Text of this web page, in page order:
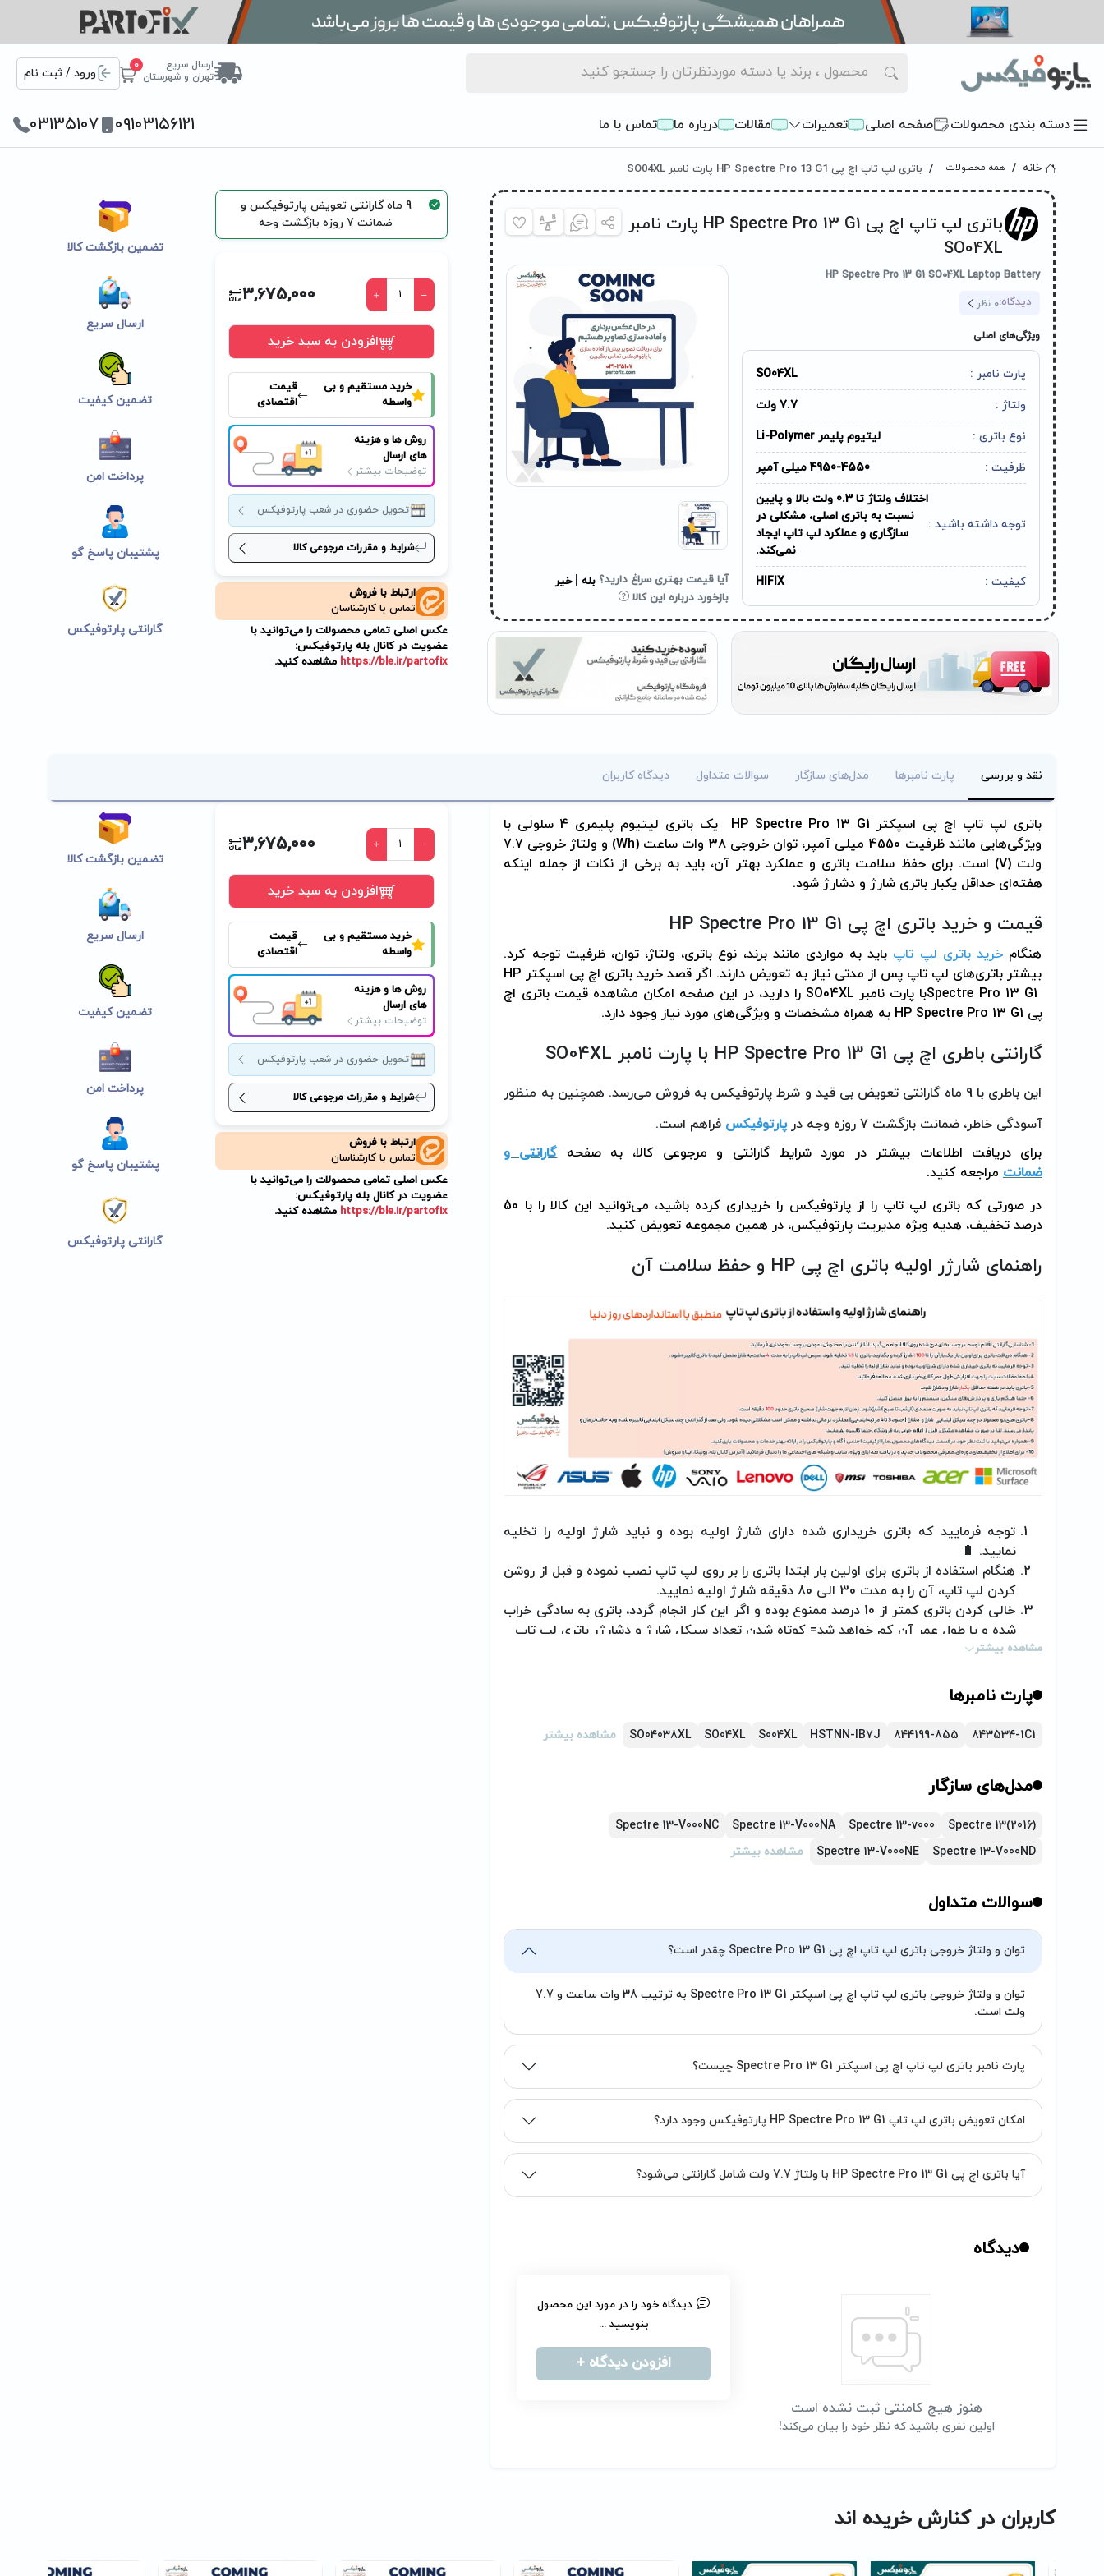
ارسال سریع
تهران و شهرستان
0
ورود / ثبت نام
دسته بندی محصولات صفحه اصلی تعمیرات مقالات درباره ما تماس با ما ۰۹۱۰۳۱۵۶۱۲۱ ۰۳۱۳۵۱۰۷
خانه همه محصولات باتری لپ تاپ اچ پی HP Spectre Pro 13 G1 پارت نامبر SO04XL
باتری لپ تاپ اچ پی HP Spectre Pro 13 G1 پارت نامبر
SO04XL
HP Spectre Pro 13 G1 SO04XL Laptop Battery
دیدگاه:0 نظر
ویژگی‌های اصلی
پارت نامبر :
SO04XL
ولتاژ :
7.7 ولت
نوع باتری :
لیتیوم پلیمر Li-Polymer
ظرفیت :
4950-4550 میلی آمپر
توجه داشته باشید :
اختلاف ولتاژ تا 0.3 ولت بالا و پایین
نسبت به باتری اصلی، مشکلی در
سازگاری و عملکرد لپ تاپ ایجاد
نمی‌کند.
کیفیت :
HIFIX آیا قیمت بهتری سراغ دارید؟ بله | خیر
بازخورد درباره این کالا
9 ماه گارانتی تعویض پارتوفیکس و
ضمانت 7 روزه بازگشت وجه
3,675,000
افزودن به سبد خرید
خرید مستقیم و بی
واسطه
قیمت
اقتصادی
روش ها و هزینه
های ارسال
توضیحات بیشتر
تحویل حضوری در شعب پارتوفیکس
شرایط و مقررات مرجوعی کالا
ارتباط با فروش
تماس با کارشناسان
عکس اصلی تمامی محصولات را می‌توانید با
عضویت در کانال بله پارتوفیکس:
https://ble.ir/partofix مشاهده کنید.
تضمین بازگشت کالا
ارسال سریع
تضمین کیفیت
پرداخت امن
پشتیبان پاسخ گو
گارانتی پارتوفیکس
نقد و بررسی پارت نامبرها مدل‌های سازگار سوالات متداول دیدگاه کاربران
3,675,000
افزودن به سبد خرید
خرید مستقیم و بی
واسطه
قیمت
اقتصادی
روش ها و هزینه
های ارسال
توضیحات بیشتر
تحویل حضوری در شعب پارتوفیکس
شرایط و مقررات مرجوعی کالا
ارتباط با فروش
تماس با کارشناسان
عکس اصلی تمامی محصولات را می‌توانید با
عضویت در کانال بله پارتوفیکس:
https://ble.ir/partofix مشاهده کنید.
تضمین بازگشت کالا
ارسال سریع
تضمین کیفیت
پرداخت امن
پشتیبان پاسخ گو
گارانتی پارتوفیکس
باتری لپ تاپ اچ پی اسپکتر HP Spectre Pro 13 G1
یک باتری لیتیوم پلیمری 4 سلولی با
ویژگی‌هایی مانند ظرفیت 4550 میلی آمپر، توان خروجی 38 وات ساعت (
Wh
) و ولتاژ خروجی 7.7
ولت (V) است. برای حفظ سلامت باتری و عملکرد بهتر آن، باید به برخی از نکات از جمله اینکه
هفته‌ای حداقل یکبار باتری شارژ و دشارژ شود.
قیمت و خرید باتری اچ پی HP Spectre Pro 13 G1
هنگامخرید باتری لپ تاپباید به مواردی مانند برند، نوع باتری، ولتاژ، توان، ظرفیت توجه کرد.
بیشتر باتری‌های لپ تاپ پس از مدتی نیاز به تعویض دارند. اگر قصد خرید باتری اچ پی اسپکتر HP
Spectre Pro 13 G1با پارت نامبر SO04XL را دارید، در این صفحه امکان مشاهده قیمت باتری اچ
پی HP Spectre Pro 13 G1 به همراه مشخصات و ویژگی‌های مورد نیاز وجود دارد.
گارانتی باطری اچ پی HP Spectre Pro 13 G1 با پارت نامبر SO04XL
این باطری با 9 ماه گارانتی تعویض بی قید و شرط پارتوفیکس به فروش می‌رسد. همچنین به منظور
آسودگی خاطر، ضمانت بازگشت 7 روزه وجه در
پارتوفیکس فراهم است.
برای دریافت اطلاعات بیشتر در مورد شرایط گارانتی و مرجوعی کالا، به صفحهگارانتی و
ضمانت مراجعه کنید.
در صورتی که باتری لپ تاپ را از پارتوفیکس را خریداری کرده باشید، می‌توانید این کالا را با 50
درصد تخفیف، هدیه ویژه مدیریت پارتوفیکس، در همین مجموعه تعویض کنید.
راهنمای شارژر اولیه باتری اچ پی HP و حفظ سلامت آن
توجه فرمایید که باتری خریداری شده دارای شارژ اولیه بوده و نباید شارژ اولیه را تخلیه
نمایید. 🔋
هنگام استفاده از باتری برای اولین بار ابتدا باتری را بر روی لپ تاپ نصب نموده و قبل از روشن
کردن لپ تاپ، آن را به مدت 30 الی 80 دقیقه شارژ اولیه نمایید.
خالی کردن باتری کمتر از 10 درصد ممنوع بوده و اگر این کار انجام گردد، باتری به سادگی خراب
شده و یا طول عمر آن کم خواهد شد= کوتاه شدن تعداد سیکل شارژ و دشارژر باتری لپ تاپ
اگر به هر دلیل قصد استفاده از لپ تاچ خود را به مدت طولانی (یک هفته یا بیشتر) ندارید،
در صورت اکسترنال بودن باتری، هرگز باتری را از لپ تاپ در حال استفاده و یا شارژ شدن از
اقدام نمائید.
(تیم پارتوفیکس آماده خدمت‌رسانی به شما کاربران گرامی می‌باشد.)
مشاهده بیشتر
پارت نامبرها
843534-1C1
844199-855
HSTNN-IB7J
S004XL
SO04XL
SO04038XL مشاهده بیشتر
مدل‌های سازگار
Spectre 13(2016)
Spectre 13-v000
Spectre 13-V000NA
Spectre 13-V000NC
Spectre 13-V000ND
Spectre 13-V000NE مشاهده بیشتر
سوالات متداول
توان و ولتاژ خروجی باتری لپ تاپ اچ پی Spectre Pro 13 G1 چقدر است؟
توان و ولتاژ خروجی باتری لپ تاپ اچ پی اسپکتر Spectre Pro 13 G1 به ترتیب 38 وات ساعت و 7.7
ولت است.
پارت نامبر باتری لپ تاپ اچ پی اسپکتر Spectre Pro 13 G1 چیست؟
امکان تعویض باتری لپ تاپ HP Spectre Pro 13 G1 پارتوفیکس وجود دارد؟
آیا باتری اچ پی HP Spectre Pro 13 G1 با ولتاژ 7.7 ولت شامل گارانتی می‌شود؟
دیدگاه
هنوز هیچ کامنتی ثبت نشده است
اولین نفری باشید که نظر خود را بیان می‌کند!
دیدگاه خود را در مورد این محصول
بنویسید ...
افزودن دیدگاه +
کاربران در کنارش خریده اند